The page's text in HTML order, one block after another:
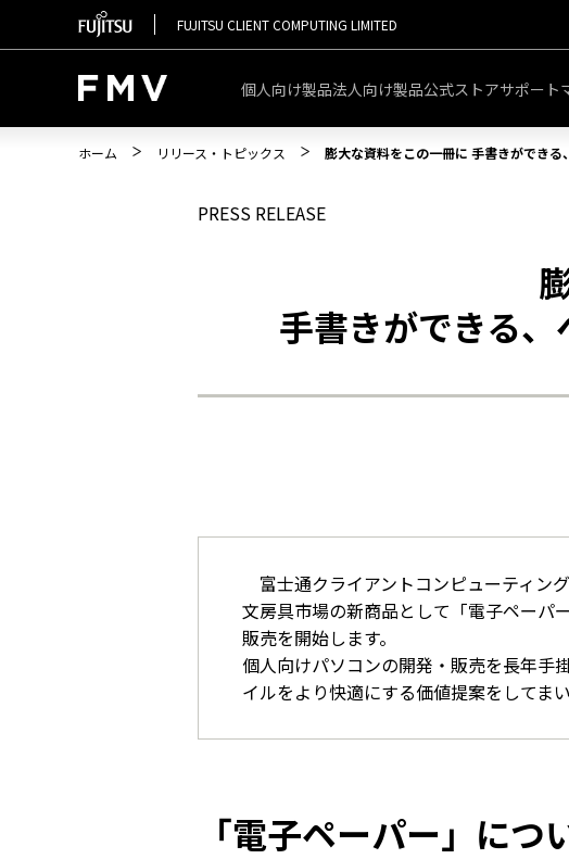
FUJITSU CLIENT COMPUTING LIMITED
個人向け製品法人向け製品公式ストアサポート
ホーム リリース・トピックス 膨大な資料をこの一冊に 手書きができ
PRESS RELEASE
手書きができる、
富士通クライアントコンピューティン
文房具市場の新商品として「電子ペーパ
販売を開始します。
個人向けパソコンの開発・販売を長年手
イルをより快適にする価値提案をしてまい
「電子ペーパー」につ